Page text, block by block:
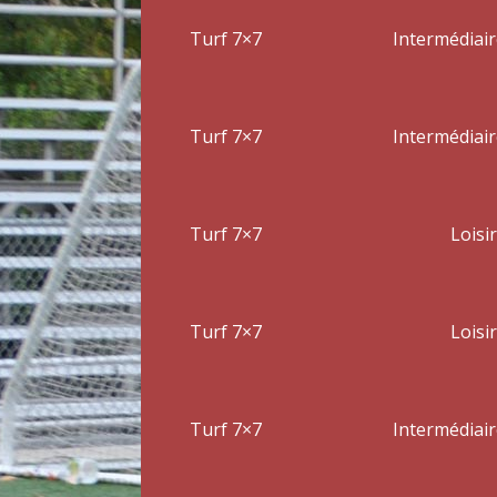
Turf 7×7
Turf 7×7
Turf 7×7 Loisir
Turf 7×7 Loisir
Turf 7×7